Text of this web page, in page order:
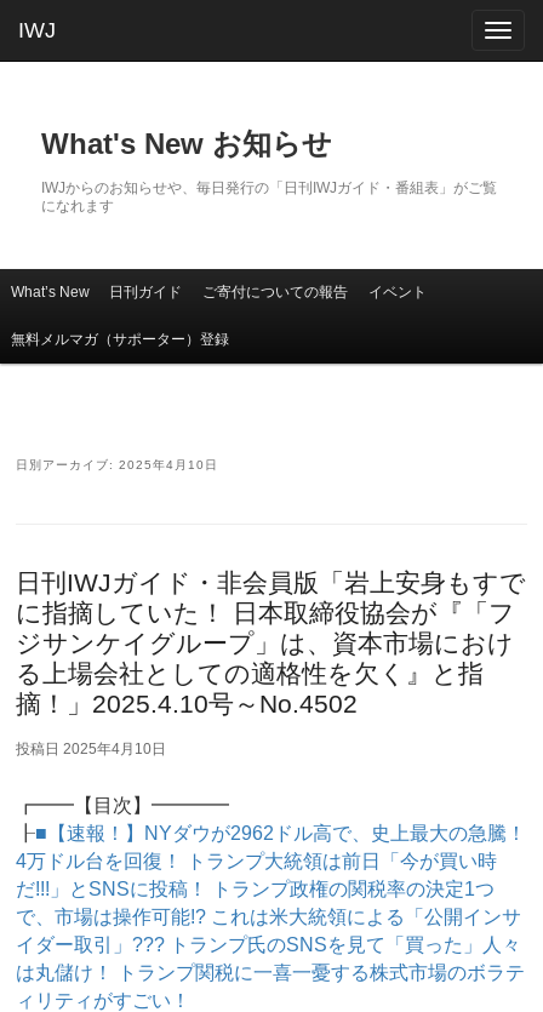
IWJ
What's New お知らせ
IWJからのお知らせや、毎日発行の「日刊IWJガイド・番組表」がご覧
になれます
メインコンテンツへ移動
サブコンテンツへ移動
What’s New 日刊ガイド ご寄付についての報告 イベント
無料メルマガ（サポーター）登録
日別アーカイブ:2025年4月10日
日刊IWJガイド・非会員版「岩上安身もすで
に指摘していた！ 日本取締役協会が『「フ
ジサンケイグループ」は、資本市場におけ
る上場会社としての適格性を欠く』と指
摘！」2025.4.10号～No.4502
投稿日2025年4月10日
┏━━【目次】━━━━
┠■【速報！】NYダウが2962ドル高で、史上最大の急騰！
4万ドル台を回復！ トランプ大統領は前日「今が買い時
だ!!!」とSNSに投稿！ トランプ政権の関税率の決定1つ
で、市場は操作可能!? これは米大統領による「公開インサ
イダー取引」??? トランプ氏のSNSを見て「買った」人々
は丸儲け！ トランプ関税に一喜一憂する株式市場のボラテ
ィリティがすごい！